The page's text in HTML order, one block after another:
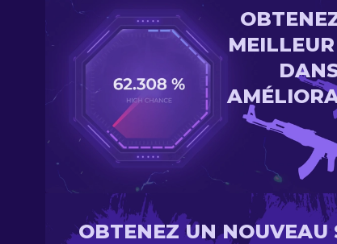
OBTENEZ UN NOUVEAU